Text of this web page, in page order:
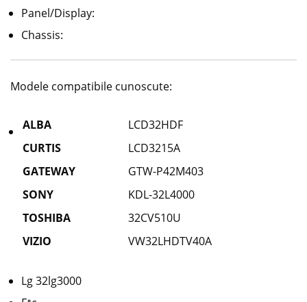
Panel/Display:
Chassis:
Modele compatibile cunoscute:
ALBA
LCD32HDF
CURTIS
LCD3215A
GATEWAY
GTW-P42M403
SONY
KDL-32L4000
TOSHIBA
32CV510U
VIZIO
VW32LHDTV40A
Lg 32lg3000